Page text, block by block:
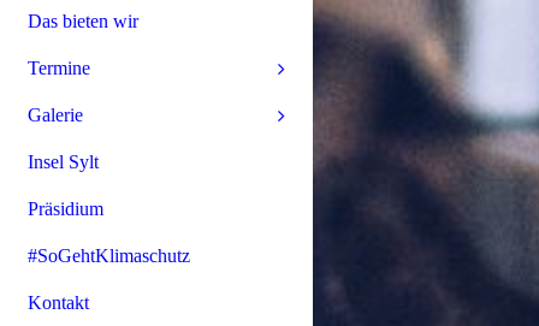
Das bieten wir
Termine
Galerie
Insel Sylt
Präsidium
#SoGehtKlimaschutz
Kontakt